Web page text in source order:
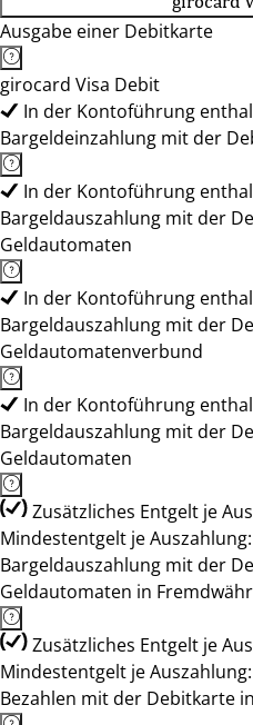
Ausgabe einer Debitkarte
girocard Visa Debit
In der Kontoführung
Bargeldeinzahlung mit der
In der Kontoführung
Bargeldauszahlung mit der
Geldautomaten
In der Kontoführung
Bargeldauszahlung mit der
Geldautomatenverbund
In der Kontoführung
Bargeldauszahlung mit der
Geldautomaten
Zusätzliches Entgelt je
Mindestentgelt je
Bargeldauszahlung mit der
Geldautomaten in
Zusätzliches Entgelt je
Mindestentgelt je
Bezahlen mit der Debitkarte